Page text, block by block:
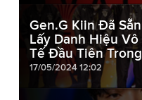
Gen.G Kiin Đã
Lấy Danh Hiệu
Tế Đầu Tiên
17/05/2024 12:02